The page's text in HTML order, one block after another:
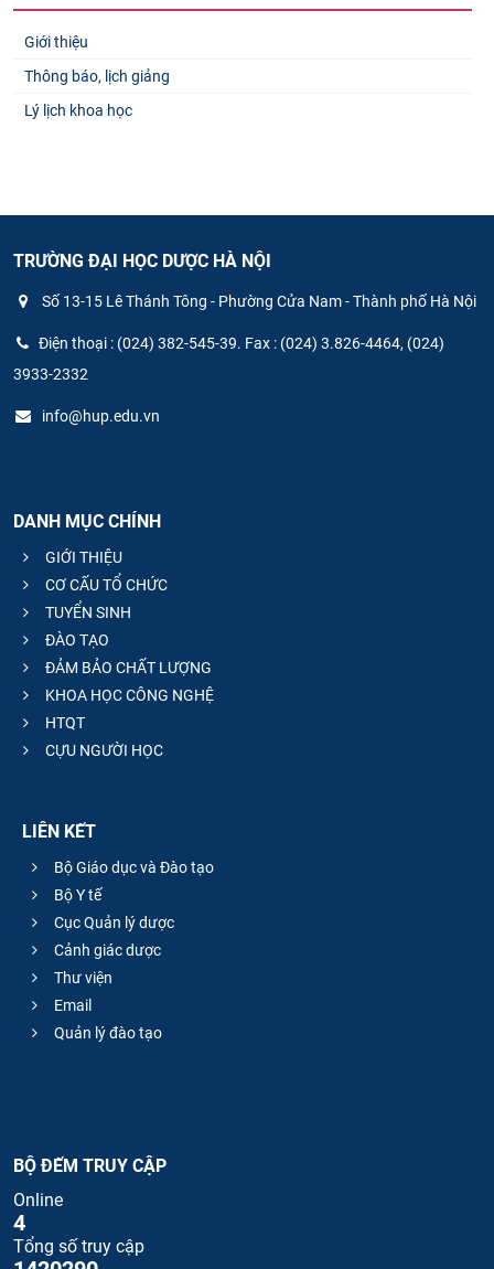
Giới thiệu
Thông báo, lịch giảng
Lý lịch khoa học
TRƯỜNG ĐẠI HỌC DƯỢC HÀ NỘI
Số 13-15 Lê Thánh Tông - Phường Cửa Nam - Thành phố Hà Nội
Điện thoại : (024) 382-545-39. Fax : (024) 3.826-4464, (024)
3933-2332
info@hup.edu.vn
DANH MỤC CHÍNH
GIỚI THIỆU
CƠ CẤU TỔ CHỨC
TUYỂN SINH
ĐÀO TẠO
ĐẢM BẢO CHẤT LƯỢNG
KHOA HỌC CÔNG NGHỆ
HTQT
CỰU NGƯỜI HỌC
LIÊN KẾT
Bộ Giáo dục và Đào tạo
Bộ Y tế
Cục Quản lý dược
Cảnh giác dược
Thư viện
Email
Quản lý đào tạo
BỘ ĐẾM TRUY CẬP
Online
4
Tổng số truy cập